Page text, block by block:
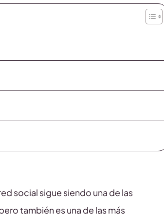
social sigue siendo una de las
también es una de las más